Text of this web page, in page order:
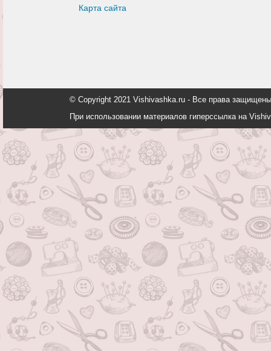
Карта сайта
© Copyright 2021 Vishivashka.ru - Все права
При использовании материалов гиперссылка на